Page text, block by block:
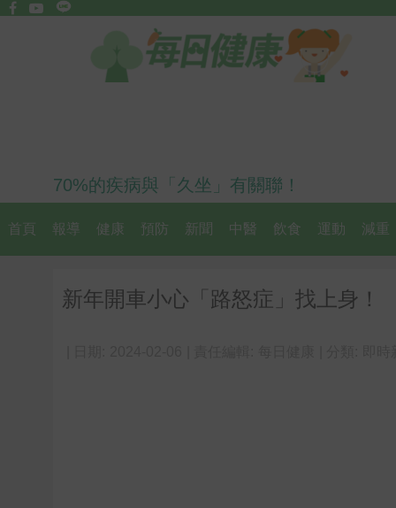
70%的疾病與「久坐」有關聯！
首頁 報導 健康 預防 新聞 中醫 飲食 運動 減重
新年開車小心「路怒症」找上身